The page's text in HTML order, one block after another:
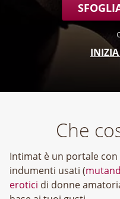
INIZIA
Che
Intimat è un portale con
indumenti usati (
erotici di donne